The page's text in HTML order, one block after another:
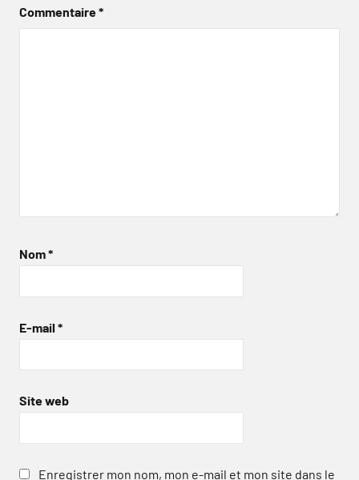
Commentaire*
Nom*
E-mail *
Site web
Enregistrer mon nom, mon e-mail et mon site dans le